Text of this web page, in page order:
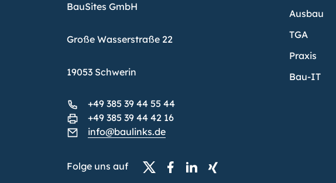
BauSites GmbH
Große Wasserstraße 22
19053 Schwerin
+49 385 39 44 55 44
+49 385 39 44 42 16
info@baulinks.de
Folge uns auf
Ausbau
TGA
Praxis
Bau-IT